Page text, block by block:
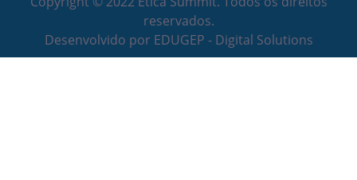
reservados.
Desenvolvido por EDUGEP - Digital Solutions